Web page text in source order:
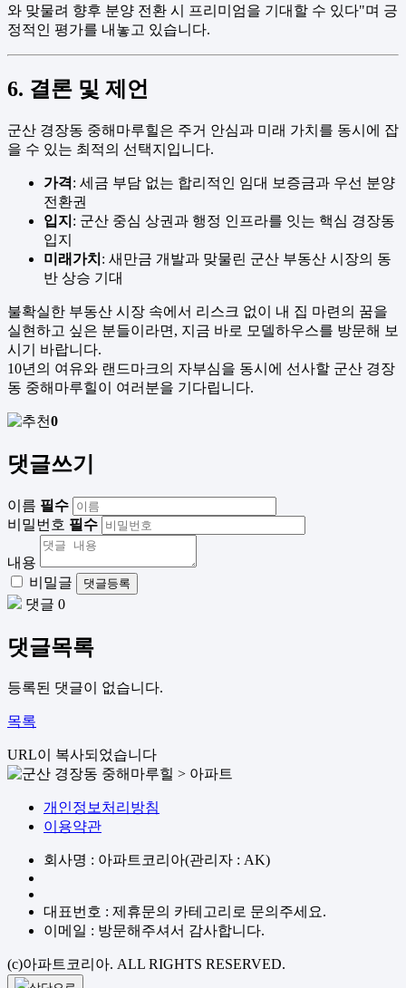
와 맞물려 향후 분양 전환 시 프리미엄을 기대할 수 있다"며 긍
정적인 평가를 내놓고 있습니다.
6. 결론 및 제언
군산 경장동 중해마루힐은 주거 안심과 미래 가치를 동시에 잡
을 수 있는 최적의 선택지입니다.
가격: 세금 부담 없는 합리적인 임대 보증금과 우선 분양
전환권
입지 : 군산 중심 상권과 행정 인프라를 잇는 핵심 경장동
입지
미래가치 : 새만금 개발과 맞물린 군산 부동산 시장의 동
반 상승 기대
불확실한 부동산 시장 속에서 리스크 없이 내 집 마련의 꿈을
실현하고 싶은 분들이라면, 지금 바로 모델하우스를 방문해 보
시기 바랍니다.
10년의 여유와 랜드마크의 자부심을 동시에 선사할 군산 경장
동 중해마루힐이 여러분을 기다립니다.
0
댓글쓰기
이름 필수
비밀번호 필수
내용
비밀글
댓글등록
댓글 0
댓글목록
등록된 댓글이 없습니다.
목록
URL이 복사되었습니다
개인정보처리방침
이용약관
회사명 : 아파트코리아(관리자 : AK)
대표번호 : 제휴문의 카테고리로 문의주세요.
이메일 : 방문해주셔서 감사합니다.
(c)아파트코리아. ALL RIGHTS RESERVED.